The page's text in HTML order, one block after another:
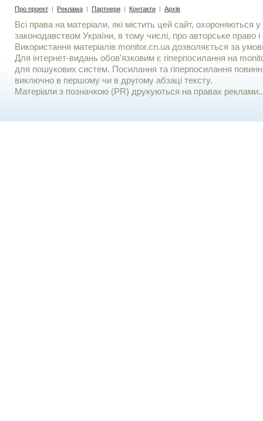
Про проект | Реклама | Партнери | Контакти | Архів
Всі права на матеріали, які містить цей сайт, охороняються у
законодавством України, в тому числі, про авторське право і
Використання матерiалiв monitor.cn.ua дозволяється за
Для iнтернет-видань обов'язковим є гiперпосилання на
для пошукових систем. Посилання та гіперпосилання
виключно в першому чи в другому абзаці тексту.
Матеріали з позначкою (PR) друкуються на правах реклами..